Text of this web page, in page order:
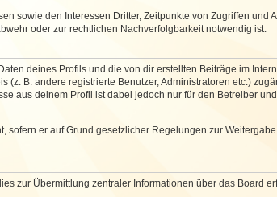
sowie den Interessen Dritter, Zeitpunkte von Zugriffen und
oder zur rechtlichen Nachverfolgbarkeit notwendig ist.
deines Profils und die von dir erstellten Beiträge im
B. andere registrierte Benutzer, Administratoren etc.)
aus deinem Profil ist dabei jedoch nur für den Betreiber
er auf Grund gesetzlicher Regelungen zur
zur Übermittlung zentraler Informationen über das Board